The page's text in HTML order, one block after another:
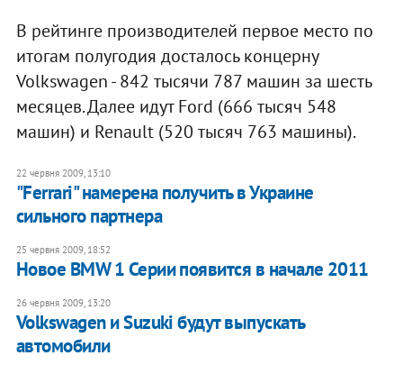
В рейтинге производителей первое место по
итогам полугодия досталось концерну
Volkswagen - 842 тысячи 787 машин за шесть
месяцев. Далее идут Ford (666 тысяч 548
машин) и Renault (520 тысяч 763 машины).
22 червня 2009, 13:10
"Ferrari" намерена получить в Украине
сильного партнера
25 червня 2009, 18:52
Новое BMW 1 Серии появится в начале 2011
26 червня 2009, 13:20
Volkswagen и Suzuki будут выпускать
автомобили